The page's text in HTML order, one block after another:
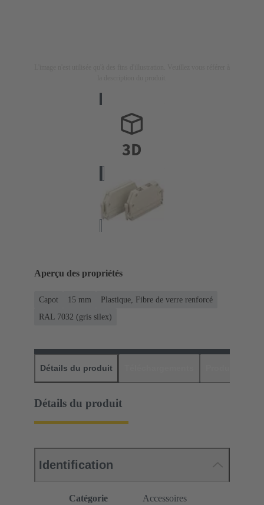
Aperçu des propriétés
Capot 15 mm
Plastique, Fibre de verre renforcé
RAL 7032 (gris silex)
Détails du produit
Détails du produit
Identification
Catégorie Accessoires